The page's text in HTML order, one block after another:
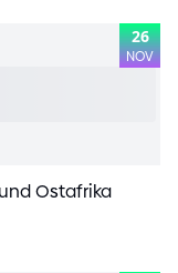
26
NOV
Ostafrika